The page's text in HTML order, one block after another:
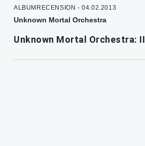
ALBUMRECENSION - 04.02.2013
Unknown Mortal Orchestra
Unknown Mortal Orchestra: II